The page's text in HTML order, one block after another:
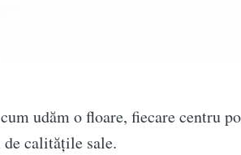
udăm o floare, fiecare centru
calitățile sale.